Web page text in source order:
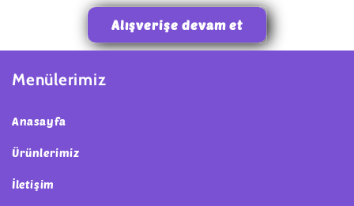
Alışverişe devam et
Menülerimiz
Anasayfa
Ürünlerimiz
İletişim